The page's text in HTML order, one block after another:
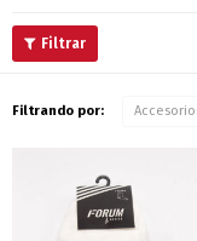
Filtrando por: